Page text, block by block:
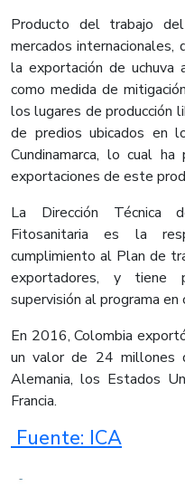
Producto del trabajo
mercados
la exportación de uchuva
como medida de
los lugares de producción
de predios ubicados en
Cundinamarca, lo cual
exportaciones de este
La Dirección Técnica
Fitosanitaria es la
cumplimiento al Plan de
exportadores, y tiene
supervisión al programa
En 2016, Colombia
un valor de 24 millones
Alemania, los Estados
Francia.
​ Fuente: ICA​